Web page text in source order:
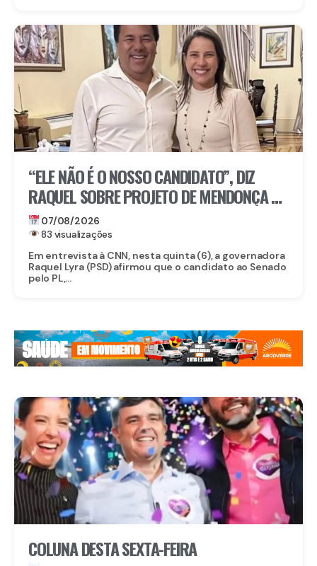
“ELE NÃO É O NOSSO CANDIDATO”, DIZ
RAQUEL SOBRE PROJETO DE MENDONÇA AO
SENADO
07/08/2026
83 visualizações
Em entrevista à CNN, nesta quinta (6), a governadora
Raquel Lyra (PSD) afirmou que o candidato ao Senado
pelo PL,...
COLUNA DESTA SEXTA-FEIRA